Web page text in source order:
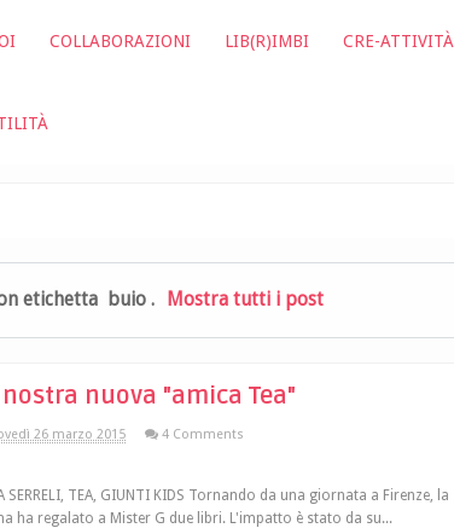
COLLABORAZIONI LIB(R)IMBI CRE-ATTIVITÀ
etichetta buio . Mostra tutti i post
nuova "amica Tea"
26 marzo 2015 4 Comments
SERRELI, TEA, GIUNTI KIDS Tornando da una giornata a Firenze, la
ha regalato a Mister G due libri. L'impatto è stato da su...